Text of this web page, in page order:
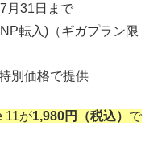
月31日まで
転入)（ギガプラン限
別価格で提供
11が1,980円（税込） で